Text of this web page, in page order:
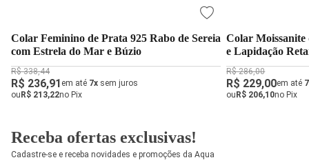
Colar Feminino de Prata 925 Rabo de Sereia
com Estrela do Mar e Búzio
R$ 338,44
R$ 236,91 em até 7x sem juros
ouR$ 213,22no Pix
Colar Moissanite
e Lapidação
R$ 286,00
R$ 229,00em até
ouR$ 206,10no Pix
Receba ofertas exclusivas!
Cadastre-se e receba novidades e promoções da Aqua